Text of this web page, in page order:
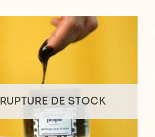
RUPTURE DE STOCK